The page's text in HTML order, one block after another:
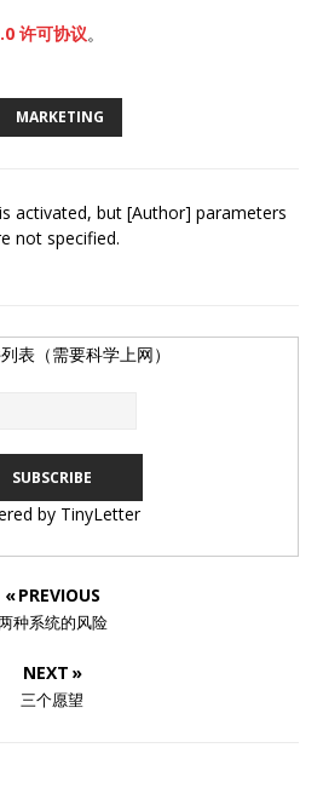
许可协议。
MARKETING
activated, but [Author] parameters
not specified.
表（需要科学上网）
by TinyLetter
« PREVIOUS
种系统的风险
NEXT »
三个愿望